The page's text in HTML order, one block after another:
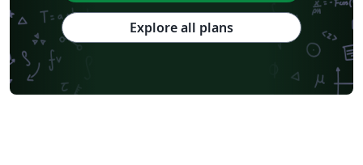
Explore all plans